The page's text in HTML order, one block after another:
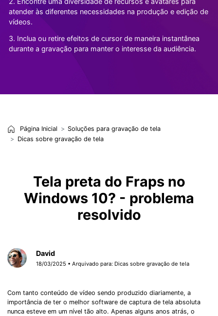
atender às diferentes necessidades na produção e edição de
vídeos.
3. Inclua ou retire efeitos de cursor de maneira instantânea
durante a gravação para manter o interesse da audiência.
Página Inicial
Soluções para gravação de tela
Dicas sobre gravação de tela
Tela preta do Fraps no
Windows 10? - problema
resolvido
David
18/03/2025 • Arquivado para: Dicas sobre gravação de tela
Com tanto conteúdo de vídeo sendo produzido diariamente, a
importância de ter o melhor software de captura de tela absoluta
nunca esteve em um nível tão alto. Apenas alguns anos atrás, o